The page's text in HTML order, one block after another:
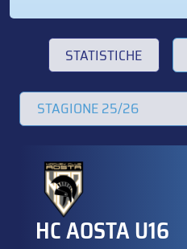
STATISTICHE
HC AOSTA U16